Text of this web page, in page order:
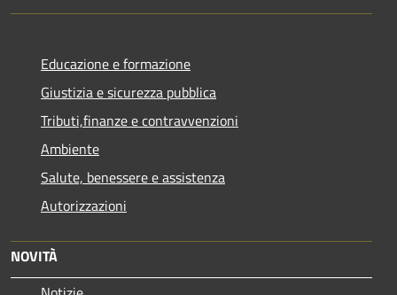
Educazione e formazione
Giustizia e sicurezza pubblica
Tributi,finanze e contravvenzioni
Ambiente
Salute, benessere e assistenza
Autorizzazioni
NOVITÀ